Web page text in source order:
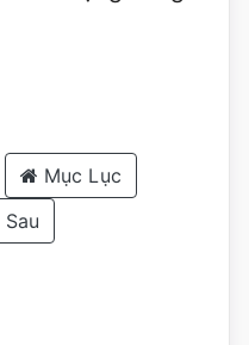
Mục Lục